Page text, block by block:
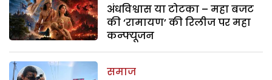
अंधविश्वास या टोटका – महा बजट
की ‘रामायण’ की रिलीज पर महा
कन्फ्यूजन
समाज